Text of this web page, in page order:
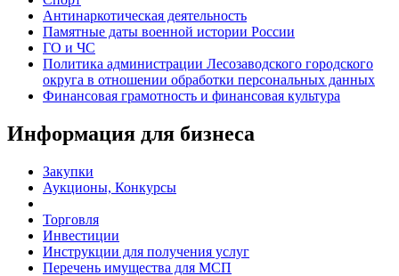
Антинаркотическая деятельность
Памятные даты военной истории России
ГО и ЧС
Политика администрации Лесозаводского городского
округа в отношении обработки персональных данных
Финансовая грамотность и финансовая культура
Информация для бизнеса
Закупки
Аукционы, Конкурсы
Торговля
Инвестиции
Инструкции для получения услуг
Перечень имущества для МСП